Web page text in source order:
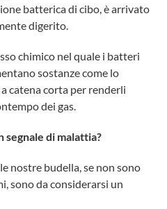
batterica di cibo, è arrivato
digerito.
chimico nel quale i batteri
sostanze come lo
catena corta per renderli
dei gas.
segnale di malattia?
nostre budella, se non sono
sono da considerarsi un